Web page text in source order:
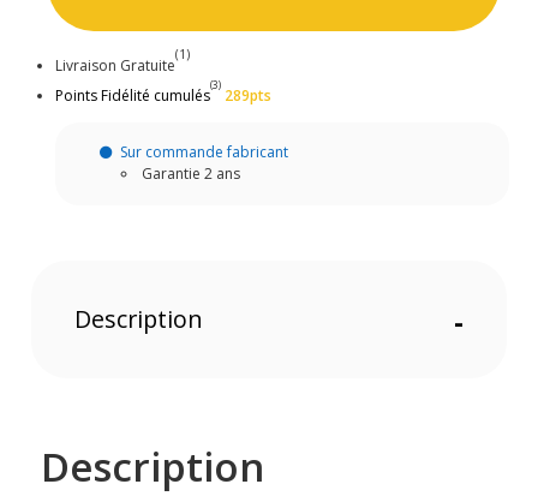
Livraison Gratuite
(1)
Points Fidélité cumulés
(3)
289pts
Sur commande fabricant
Garantie 2 ans
Description -
Description